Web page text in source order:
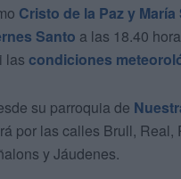
Cristo de la Paz y
Santo a las 18.40
las condiciones
su parroquia de
por las calles Brull,
y Jáudenes.